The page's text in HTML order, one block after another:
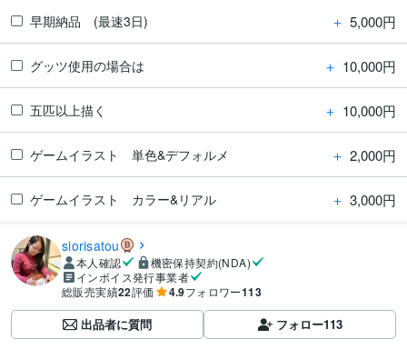
早期納品 (最速3日) ＋ 5,000円
グッツ使用の場合は ＋ 10,000円
五匹以上描く ＋ 10,000円
ゲームイラスト 単色&デフォルメ ＋ 2,000円
ゲームイラスト カラー&リアル ＋ 3,000円
siorisatou
本人確認
機密保持契約(NDA)
インボイス発行事業者
総販売実績22評価 4.9フォロワー113
出品者に質問 フォロー113